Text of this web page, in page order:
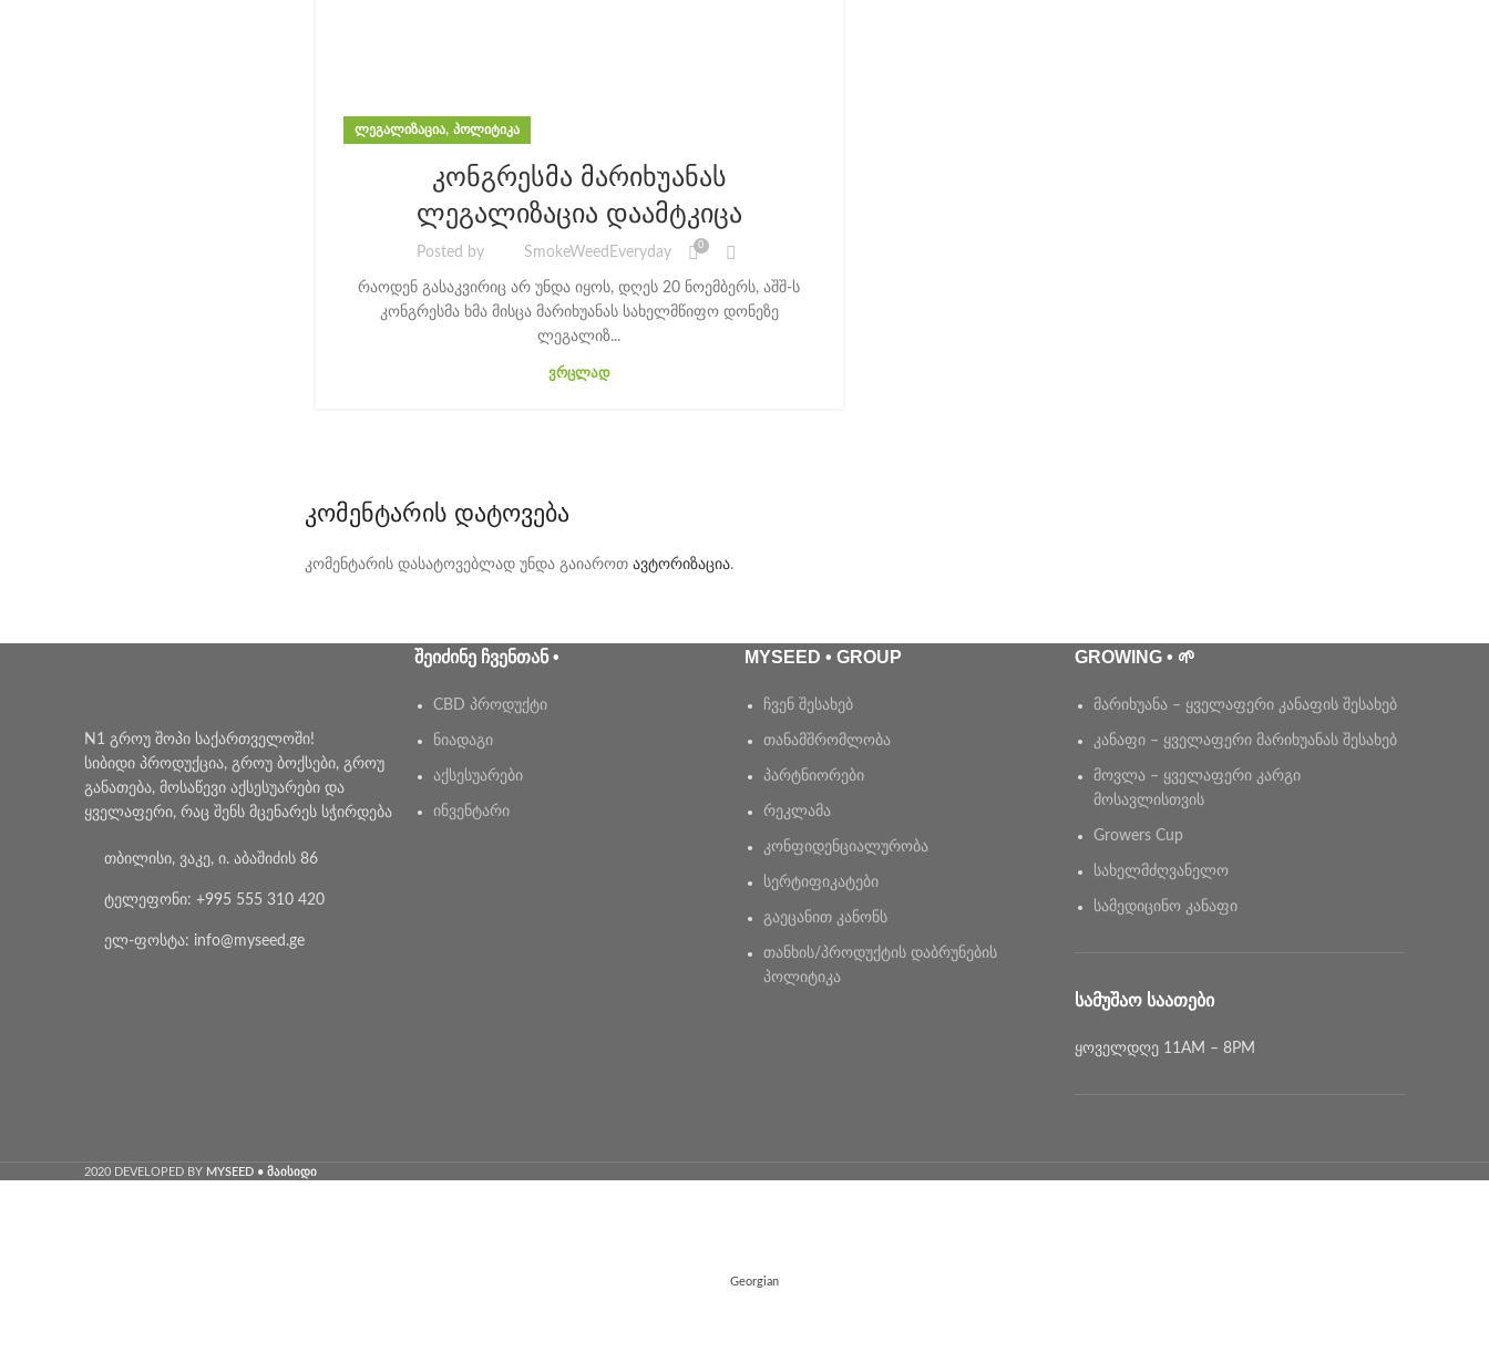
ᲚᲔᲒᲐᲚᲘᲖᲐᲪᲘᲐ, ᲞᲝᲚᲘᲢᲘᲙᲐ
კონგრესმა მარიხუანას
ლეგალიზაცია დაამტკიცა
Posted by SmokeWeedEveryday 0
რაოდენ გასაკვირიც არ უნდა იყოს, დღეს 20 ნოემბერს, აშშ-ს
კონგრესმა ხმა მისცა მარიხუანას სახელმწიფო დონეზე
ლეგალიზ...
ᲕᲠᲪᲚᲐᲓ
ᲙᲝᲛᲔᲜᲢᲐᲠᲘᲡ ᲓᲐᲢᲝᲕᲔᲑᲐ
კომენტარის დასატოვებლად უნდა გაიაროთ ავტორიზაცია.
N1 გროუ შოპი საქართველოში!
სიბიდი პროდუქცია, გროუ ბოქსები, გროუ
განათება, მოსაწევი აქსესუარები და
ყველაფერი, რაც შენს მცენარეს სჭირდება
თბილისი, ვაკე, ი. აბაშიძის 86
ტელეფონი: +995 555 310 420
ელ-ფოსტა: info@myseed.ge
ᲨᲔᲘᲫᲘᲜᲔ ᲩᲕᲔᲜᲗᲐᲜ •
CBD პროდუქტი
ნიადაგი
აქსესუარები
ინვენტარი
MYSEED • GROUP
ჩვენ შესახებ
თანამშრომლობა
პარტნიორები
რეკლამა
კონფიდენციალურობა
სერტიფიკატები
გაეცანით კანონს
თანხის/პროდუქტის დაბრუნების
პოლიტიკა
GROWING • 🌱
მარიხუანა – ყველაფერი კანაფის შესახებ
კანაფი – ყველაფერი მარიხუანას შესახებ
მოვლა – ყველაფერი კარგი
მოსავლისთვის
Growers Cup
სახელმძღვანელო
სამედიცინო კანაფი
ᲡᲐᲛᲣᲨᲐᲝ ᲡᲐᲐᲗᲔᲑᲘ
ყოველდღე 11AM – 8PM
2020 DEVELOPED BY MYSEED • მაისიდი
Georgian